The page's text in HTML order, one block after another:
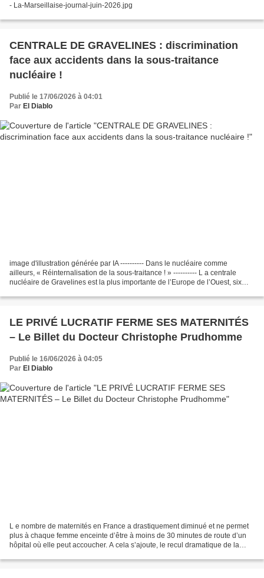
- La-Marseillaise-journal-juin-2026.jpg
CENTRALE DE GRAVELINES : discrimination
face aux accidents dans la sous-traitance
nucléaire !
Publié le 17/06/2026 à 04:01
Par El Diablo
image d'illustration générée par IA ---------- Dans le nucléaire comme
ailleurs, « Réinternalisation de la sous-traitance ! » ---------- L a centrale
nucléaire de Gravelines est la plus importante de l’Europe de l’Ouest, six
LE PRIVÉ LUCRATIF FERME SES MATERNITÉS
– Le Billet du Docteur Christophe Prudhomme
Publié le 16/06/2026 à 04:05
Par El Diablo
L e nombre de maternités en France a drastiquement diminué et ne permet
plus à chaque femme enceinte d’être à moins de 30 minutes de route d’un
hôpital où elle peut accoucher. A cela s’ajoute, le recul dramatique de la